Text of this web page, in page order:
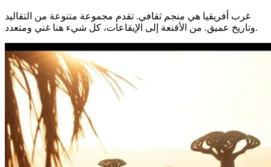
غرب أفريقيا هي منجم ثقافي. تقدم مجموعة متنوعة من التقاليد
وتاريخ عميق. من الأقنعة إلى الإيقاعات، كل شيء هنا غني ومتعدد.